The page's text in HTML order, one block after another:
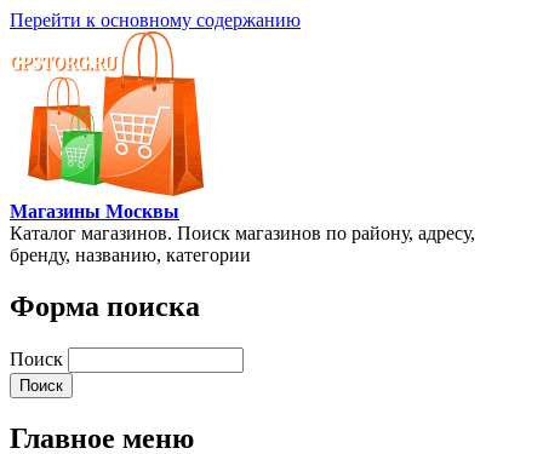
Перейти к основному содержанию
Магазины Москвы
Каталог магазинов. Поиск магазинов по району, адресу,
бренду, названию, категории
Форма поиска
Поиск
Главное меню